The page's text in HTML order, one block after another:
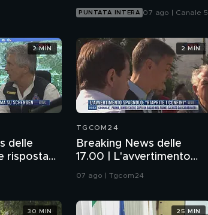
Italia
PUNTATA INTERA 07 ago | Canale 5
delle
risposta
2 MIN
TGCOM24
Breaking News delle
17.00 | L'avvertimento
spagnolo: "Riaprite i
07 ago | Tgcom24
2 MIN
30 MIN 25 MIN